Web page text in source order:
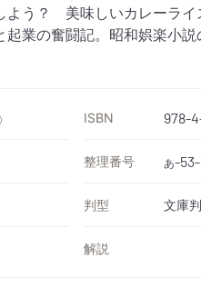
う？ 美味しいカレーライ
起業の奮闘記。昭和娯楽小
ISBN 978-
整理番号 あ-53-
判型 文庫判
解説